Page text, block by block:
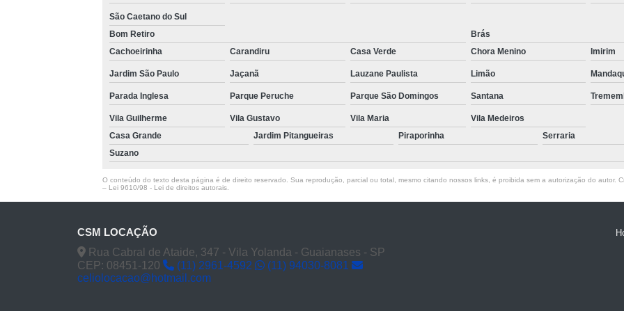
Transporte de Máquinas com
Transporte de Máquinas
Transporte
São Caetano do Sul
Bom Retiro
Brás
Cachoeirinha
Carandiru Casa Verde Chora Menino Imirim
Jardim São Paulo Jaçanã Lauzane Paulista Limão
Parada Inglesa Parque Peruche Parque São Domingos Santana
Vila Guilherme Vila Gustavo Vila Maria
Vila Medeiros
Casa Grande
Jardim Pitangueiras Piraporinha Serraria
Suzano
O conteúdo do texto desta página é de direito reservado. Sua reprodução, parcial ou total, mesmo citando nossos links, é proibida sem a autorização do autor.
– Lei 9610/98 - Lei de direitos autorais.
CSM LOCAÇÃO
Rua Cabral de Ataide, 347 - Vila Yolanda - Guaianases - SP
CEP: 08451-120
(11) 2961-4592
(11) 94030-8081
celiolocacao@hotmail.com